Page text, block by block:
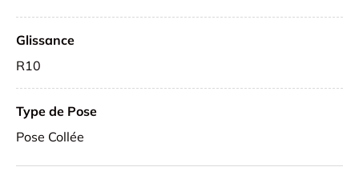
Glissance
R10
Type de Pose
Pose Collée